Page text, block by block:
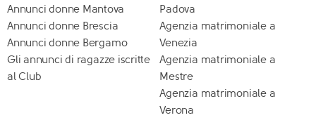
Annunci donne Mantova
Annunci donne Brescia
Annunci donne Bergamo
Gli annunci di ragazze iscritte
al Club
Padova
Agenzia matrimoniale a
Venezia
Agenzia matrimoniale a
Mestre
Agenzia matrimoniale a
Verona